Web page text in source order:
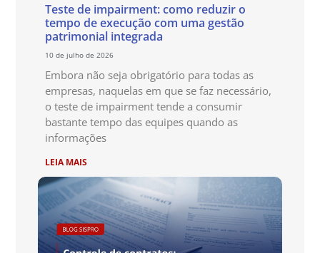
Teste de impairment: como reduzir o
tempo de execução com uma gestão
patrimonial integrada
10 de julho de 2026
Embora não seja obrigatório para todas as
empresas, naquelas em que se faz necessário,
o teste de impairment tende a consumir
bastante tempo das equipes quando as
informações
LEIA MAIS